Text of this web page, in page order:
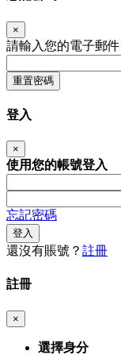
×
請輸入您的電子郵
重置密碼
登入
×
使用您的帳號登入
忘記密碼
登入
還沒有賬號？ 註冊
註冊
×
選擇身分